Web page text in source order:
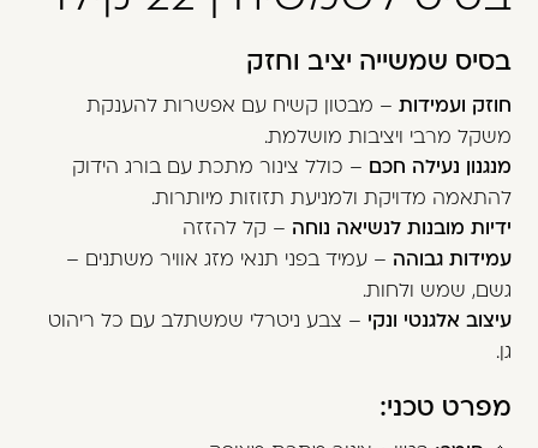
משתמש חדש/אורח
דאגנו לכם ליצירת חשבון קלה ומהירה במיוחד.
המשיכו למילוי פרטיכם ותוכלו ליהנות מהיתרונות של
משתמש רשום כבר עכשיו.
להרשמה
בסיס שמשייה יציב וחזק
חוזק ועמידות – מבטון קשיח עם אפשרות להענקת
משקל מרבי ויציבות מושלמת.
מנגנון נעילה חכם – כולל צינור מתכת עם בורג הידוק
להתאמה מדויקת ולמניעת תזוזות מיותרות.
ידיות מובנות לנשיאה נוחה – קל להזזה
עמידות גבוהה – עמיד בפני תנאי מזג אוויר משתנים –
גשם, שמש ולחות.
עיצוב אלגנטי ונקי – צבע ניטרלי שמשתלב עם כל ריהוט
גן.
מפרט טכני: